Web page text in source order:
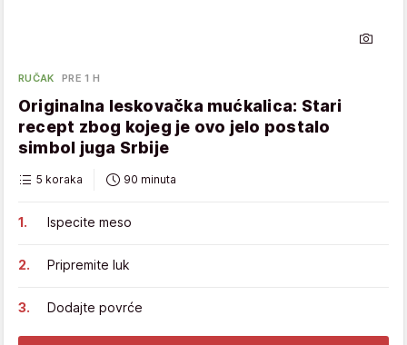
RUČAK PRE 1 H
Originalna leskovačka mućkalica: Stari
recept zbog kojeg je ovo jelo postalo
simbol juga Srbije
5 koraka 90 minuta
Ispecite meso
Pripremite luk
Dodajte povrće